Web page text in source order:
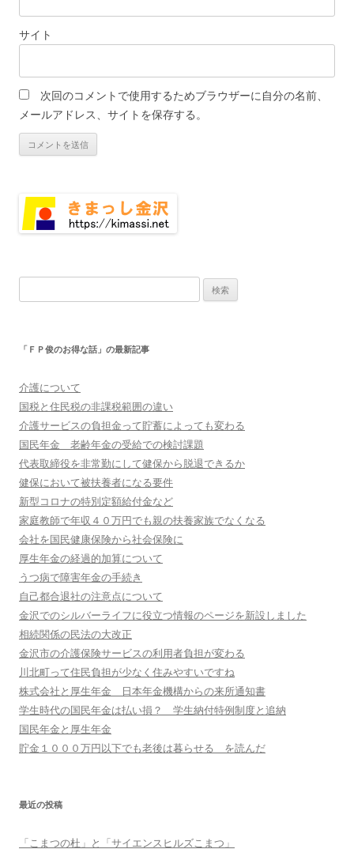
サイト
次回のコメントで使用するためブラウザーに自分の名前、
メールアドレス、サイトを保存する。
索:
「ＦＰ俊のお得な話」の最新記事
介護について
国税と住民税の非課税範囲の違い
介護サービスの負担金って貯蓄によっても変わる
国民年金 老齢年金の受給での検討課題
代表取締役を非常勤にして健保から脱退できるか
健保において被扶養者になる要件
新型コロナの特別定額給付金など
家庭教師で年収４０万円でも親の扶養家族でなくなる
会社を国民健康保険から社会保険に
厚生年金の経過的加算について
うつ病で障害年金の手続き
自己都合退社の注意点について
金沢でのシルバーライフに役立つ情報のページを新設しました
相続関係の民法の大改正
金沢市の介護保険サービスの利用者負担が変わる
川北町って住民負担が少なく住みやすいですね
株式会社と厚生年金 日本年金機構からの来所通知書
学生時代の国民年金は払い損？ 学生納付特例制度と追納
国民年金と厚生年金
貯金１０００万円以下でも老後は暮らせる を読んだ
最近の投稿
「こまつの杜」と「サイエンスヒルズこまつ」